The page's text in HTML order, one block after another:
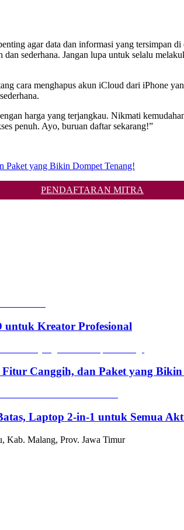
agar data dan informasi yang tersimpan
sederhana. Jangan lupa untuk selalu
cara menghapus akun iCloud dari iPhone
harga yang terjangkau. Nikmati
penuh. Ayo, buruan daftar sekarang!”
Paket yang Bikin Dompet Tenang!
PENDAFTARAN MITRA
Kreator Profesional
Canggih, dan Paket yang Bikin
Laptop 2-in-1 untuk Semua
Kab. Malang, Prov. Jawa Timur